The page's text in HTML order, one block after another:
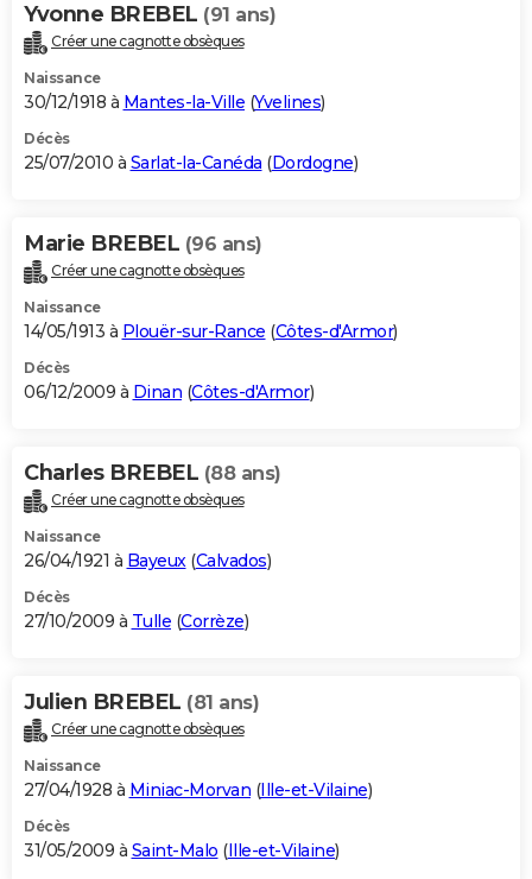
Yvonne BREBEL (91 ans)
Créer une cagnotte obsèques
Naissance
30/12/1918 à Mantes-la-Ville (Yvelines)
Décès
25/07/2010 à Sarlat-la-Canéda (Dordogne)
Marie BREBEL (96 ans)
Créer une cagnotte obsèques
Naissance
14/05/1913 à Plouër-sur-Rance (Côtes-d'Armor)
Décès
06/12/2009 à Dinan (Côtes-d'Armor)
Charles BREBEL (88 ans)
Créer une cagnotte obsèques
Naissance
26/04/1921 à Bayeux(Calvados)
Décès
27/10/2009 à Tulle (Corrèze)
Julien BREBEL (81 ans)
Créer une cagnotte obsèques
Naissance
27/04/1928 à Miniac-Morvan (Ille-et-Vilaine)
Décès
31/05/2009 à Saint-Malo (Ille-et-Vilaine)